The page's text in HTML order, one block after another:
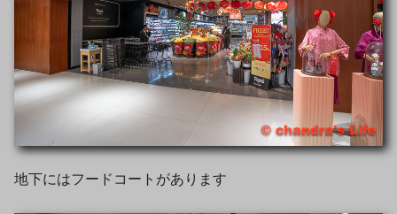
地下にはフードコートがあります